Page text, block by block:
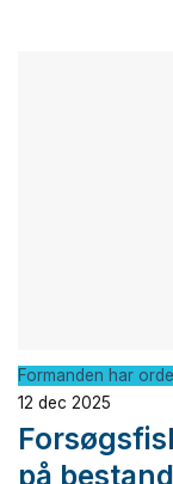
Formanden har
12 dec 2025
på